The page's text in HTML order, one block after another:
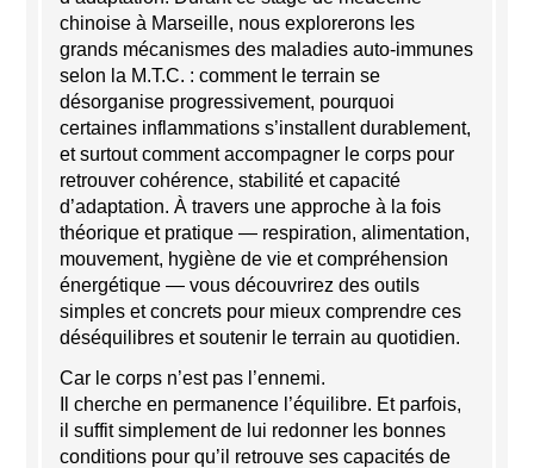
chinoise à Marseille, nous explorerons les
grands mécanismes des maladies auto-immunes
selon la M.T.C. : comment le terrain se
désorganise progressivement, pourquoi
certaines inflammations s’installent durablement,
et surtout comment accompagner le corps pour
retrouver cohérence, stabilité et capacité
d’adaptation. À travers une approche à la fois
théorique et pratique — respiration, alimentation,
mouvement, hygiène de vie et compréhension
énergétique — vous découvrirez des outils
simples et concrets pour mieux comprendre ces
déséquilibres et soutenir le terrain au quotidien.
Car le corps n’est pas l’ennemi.
Il cherche en permanence l’équilibre. Et parfois,
il suffit simplement de lui redonner les bonnes
conditions pour qu’il retrouve ses capacités de